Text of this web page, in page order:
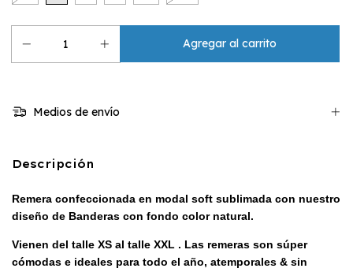
Medios de envío
Descripción
Remera confeccionada en modal soft sublimada con nuestro
diseño de Banderas con fondo color natural.
Vienen del talle XS al talle XXL . Las remeras son súper
cómodas e ideales para todo el año, atemporales & sin